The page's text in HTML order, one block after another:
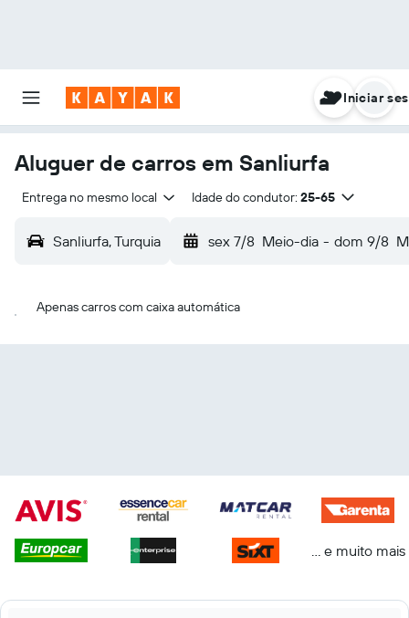
Iniciar
Aluguer de carros em Sanliurfa
Entrega no mesmo local Idade do condutor: 25-65
Sanliurfa, Turquia sex 7/8 Meio-dia - dom 9/8
Apenas carros com caixa automática
... e muito mais